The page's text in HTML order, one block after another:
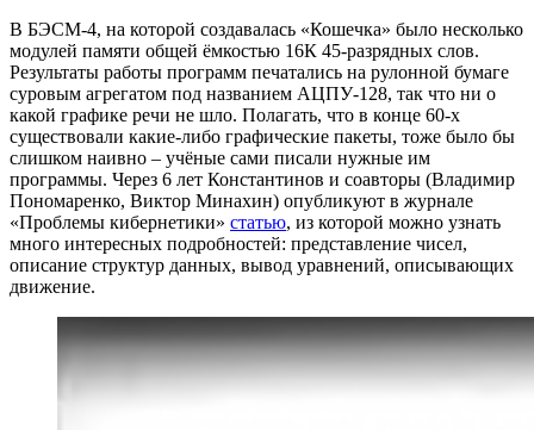
В БЭСМ-4, на которой создавалась «Кошечка» было несколько
модулей памяти общей ёмкостью 16К 45-разрядных слов.
Результаты работы программ печатались на рулонной бумаге
суровым агрегатом под названием АЦПУ-128, так что ни о
какой графике речи не шло. Полагать, что в конце 60-х
существовали какие-либо графические пакеты, тоже было бы
слишком наивно – учёные сами писали нужные им
программы. Через 6 лет Константинов и соавторы (Владимир
Пономаренко, Виктор Минахин) опубликуют в журнале
«Проблемы кибернетики» статью, из которой можно узнать
много интересных подробностей: представление чисел,
описание структур данных, вывод уравнений, описывающих
движение.